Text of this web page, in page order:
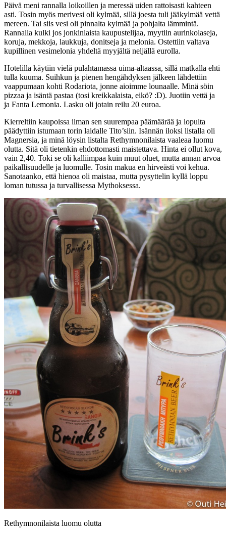
Päivä meni rannalla loikoillen ja meressä uiden rattoisasti kahteen
asti. Tosin myös merivesi oli kylmää, sillä joesta tuli jääkylmää vettä
mereen. Tai siis vesi oli pinnalta kylmää ja pohjalta lämmintä.
Rannalla kulki jos jonkinlaista kaupustelijaa, myytiin aurinkolaseja,
koruja, mekkoja, laukkuja, donitseja ja melonia. Ostettiin valtava
kupillinen vesimelonia yhdeltä myyjältä neljällä eurolla.
Hotelilla käytiin vielä pulahtamassa uima-altaassa, sillä matkalla ehti
tulla kuuma. Suihkun ja pienen hengähdyksen jälkeen lähdettiin
vaappumaan kohti Rodariota, jonne aioimme lounaalle. Minä söin
pizzaa ja isäntä pastaa (tosi kreikkalaista, eikö? :D). Juotiin vettä ja
ja Fanta Lemonia. Lasku oli jotain reilu 20 euroa.
Kierreltiin kaupoissa ilman sen suurempaa päämäärää ja lopulta
päädyttiin istumaan torin laidalle Tito’siin. Isännän iloksi listalla oli
Magnersia, ja minä löysin listalta Rethymnonilaista vaaleaa luomu
olutta. Sitä oli tietenkin ehdottomasti maistettava. Hinta ei ollut kova,
vain 2,40. Toki se oli kalliimpaa kuin muut oluet, mutta annan arvoa
paikallisuudelle ja luomulle. Tosin makua en hirveästi voi kehua.
Sanotaanko, että hienoa oli maistaa, mutta pysyttelin kyllä loppu
loman tutussa ja turvallisessa Mythoksessa.
Rethymnonilaista luomu olutta